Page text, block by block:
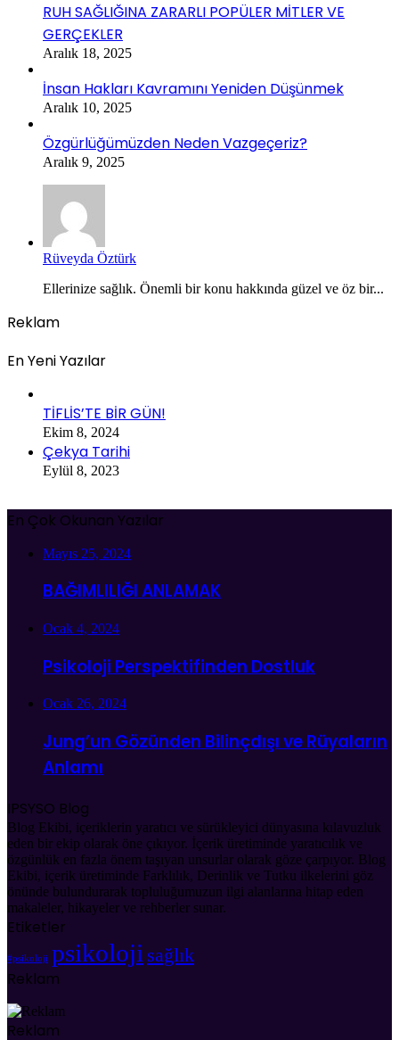
RUH SAĞLIĞINA ZARARLI POPÜLER MİTLER VE
GERÇEKLER
Aralık 18, 2025
İnsan Hakları Kavramını Yeniden Düşünmek
Aralık 10, 2025
Özgürlüğümüzden Neden Vazgeçeriz?
Aralık 9, 2025
Rüveyda Öztürk
Ellerinize sağlık. Önemli bir konu hakkında güzel ve öz bir...
Reklam
En Yeni Yazılar
TİFLİS’TE BİR GÜN!
Ekim 8, 2024
Çekya Tarihi
Eylül 8, 2023
En Çok Okunan Yazılar
Mayıs 25, 2024
BAĞIMLILIĞI ANLAMAK
Ocak 4, 2024
Psikoloji Perspektifinden Dostluk
Ocak 26, 2024
Jung’un Gözünden Bilinçdışı ve Rüyaların
Anlamı
IPSYSO Blog
Blog Ekibi, içeriklerin yaratıcı ve sürükleyici dünyasına kılavuzluk
eden bir ekip olarak öne çıkıyor. İçerik üretiminde yaratıcılık ve
özgünlük en fazla önem taşıyan unsurlar olarak göze çarpıyor. Blog
Ekibi, içerik üretiminde Farklılık, Derinlik ve Tutku ilkelerini göz
önünde bulundurarak topluluğumuzun ilgi alanlarına hitap eden
makaleler, hikayeler ve rehberler sunar.
Etiketler
#psikoloji psikoloji sağlık
Reklam
Reklam